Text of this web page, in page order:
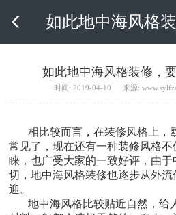

如此地中海风格装修，
时间: 2019-04-10 来源:
相比较而言，在装修风格上，
常见了，现在还有一种装修风格
睐，也广受大家的一致好评，由
切，地中海风格装修也逐步从外
迎。
地中海风格比较贴近自然，给